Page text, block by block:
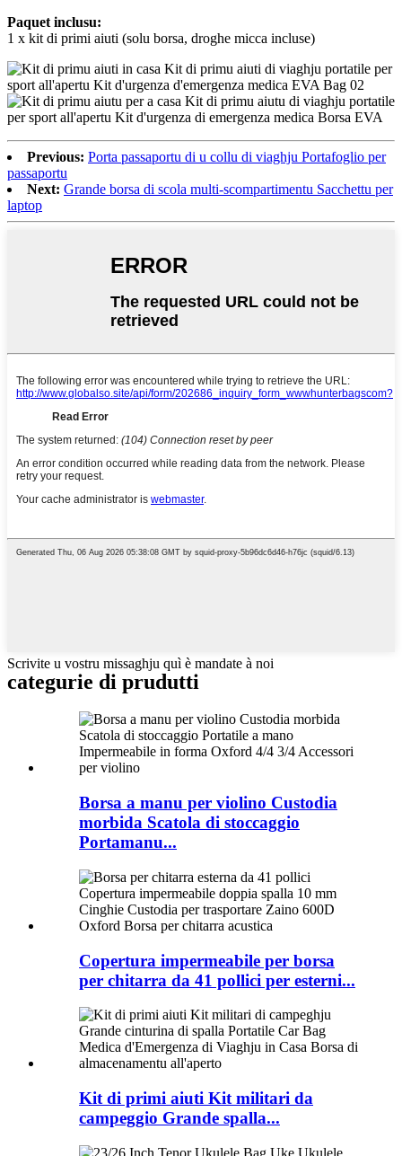
Paquet inclusu:
1 x kit di primi aiuti (solu borsa, droghe micca incluse)
Previous: Porta passaportu di u collu di viaghju Portafoglio per
passaportu
Next: Grande borsa di scola multi-scompartimentu Sacchettu per
laptop
Scrivite u vostru missaghju quì è mandate à noi
categurie di prudutti
Borsa a manu per violino Custodia
morbida Scatola di stoccaggio
Portamanu...
Copertura impermeabile per borsa
per chitarra da 41 pollici per esterni...
Kit di primi aiuti Kit militari da
campeggio Grande spalla...